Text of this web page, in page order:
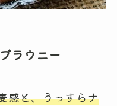
ラウニー
感と、うっすらナ